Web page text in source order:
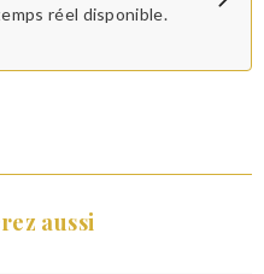
réel disponible.
aussi